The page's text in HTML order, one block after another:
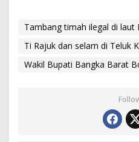
Tambang timah ilegal di laut
Ti Rajuk dan selam di Teluk
Wakil Bupati Bangka Barat